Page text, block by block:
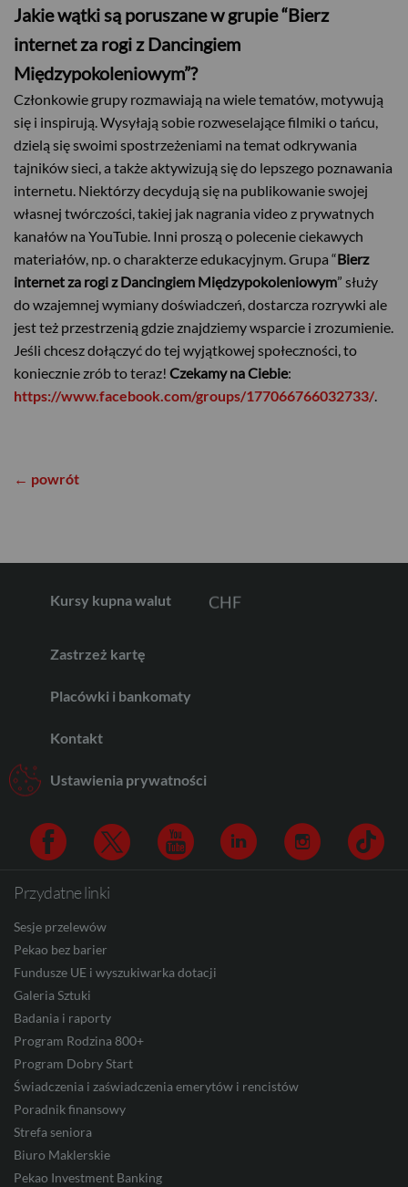
Jakie wątki są poruszane w grupie “Bierz
internet za rogi z Dancingiem
Międzypokoleniowym”?
Członkowie grupy rozmawiają na wiele tematów, motywują
się i inspirują. Wysyłają sobie rozweselające filmiki o tańcu,
dzielą się swoimi spostrzeżeniami na temat odkrywania
tajników sieci, a także aktywizują się do lepszego poznawania
internetu. Niektórzy decydują się na publikowanie swojej
własnej twórczości, takiej jak nagrania video z prywatnych
kanałów na YouTubie. Inni proszą o polecenie ciekawych
materiałów, np. o charakterze edukacyjnym. Grupa “Bierz
internet za rogi z Dancingiem Międzypokoleniowym” służy
do wzajemnej wymiany doświadczeń, dostarcza rozrywki ale
jest też przestrzenią gdzie znajdziemy wsparcie i zrozumienie.
Jeśli chcesz dołączyć do tej wyjątkowej społeczności, to
koniecznie zrób to teraz! Czekamy na Ciebie:
https://www.facebook.com/groups/177066766032733/.
← powrót
Kursy kupna walut
USD
CHF
CAD
JPY
Zastrzeż kartę
Placówki i bankomaty
Kontakt
Ustawienia prywatności
Facebook
Przydatne linki
Sesje przelewów
Pekao bez barier
Fundusze UE i wyszukiwarka dotacji
Galeria Sztuki
Badania i raporty
Program Rodzina 800+
Program Dobry Start
Świadczenia i zaświadczenia emerytów i rencistów
Poradnik finansowy
Strefa seniora
Biuro Maklerskie
Pekao Investment Banking